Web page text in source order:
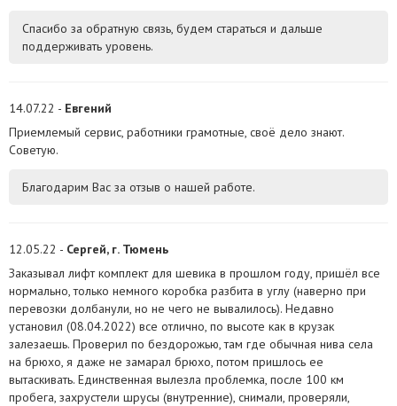
Спасибо за обратную связь, будем стараться и дальше
поддерживать уровень.
14.07.22 - Евгений
Приемлемый сервис, работники грамотные, своё дело знают.
Советую.
Благодарим Вас за отзыв о нашей работе.
12.05.22 - Сергей, г. Тюмень
Заказывал лифт комплект для шевика в прошлом году, пришёл все
нормально, только немного коробка разбита в углу (наверно при
перевозки долбанули, но не чего не вывалилось). Недавно
установил (08.04.2022) все отлично, по высоте как в крузак
залезаешь. Проверил по бездорожью, там где обычная нива села
на брюхо, я даже не замарал брюхо, потом пришлось ее
вытаскивать. Единственная вылезла проблемка, после 100 км
пробега, захрустели шрусы (внутренние), снимали, проверяли,